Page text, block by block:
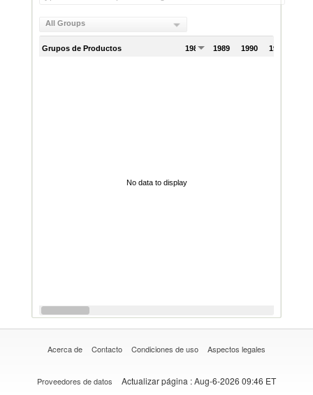
All Groups
Grupos de Productos 1988 1989 1990 1991
No data to display
Acerca de Contacto Condiciones de uso Aspectos legales
Proveedores de datos Actualizar página : Aug-6-2026 09:46 ET